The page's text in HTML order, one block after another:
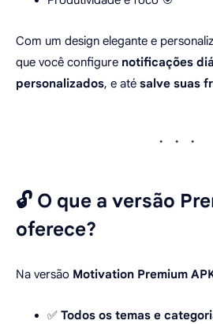
Com um design elegante e
que você configure notificações
personalizados, e até salve suas
🔓 O que a versão
oferece?
Na versão Motivation Premium
✅ Todos os temas e